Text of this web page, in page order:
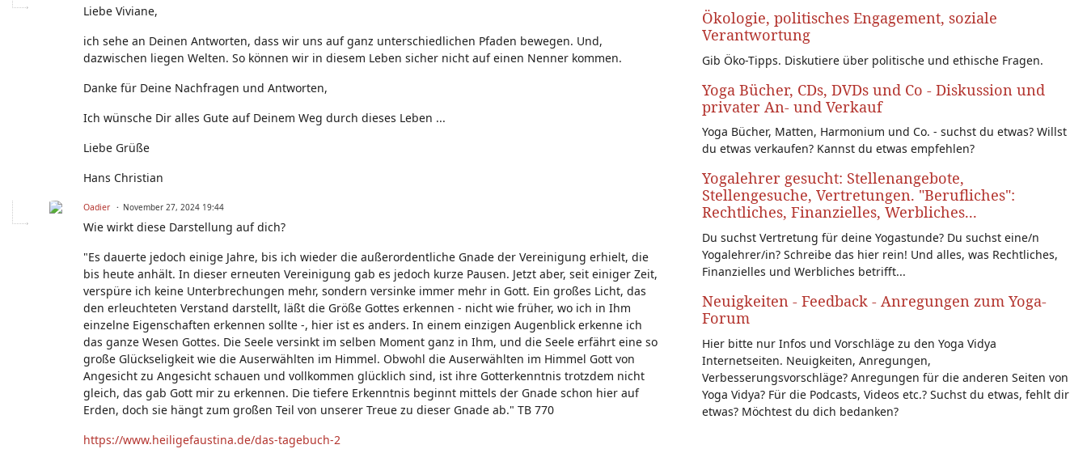
Liebe Viviane,
ich sehe an Deinen Antworten, dass wir uns auf ganz unterschiedlichen Pfaden bewegen. Und,
dazwischen liegen Welten. So können wir in diesem Leben sicher nicht auf einen Nenner kommen.
Danke für Deine Nachfragen und Antworten,
Ich wünsche Dir alles Gute auf Deinem Weg durch dieses Leben ...
Liebe Grüße
Hans Christian
Oadier November 27, 2024 19:44
Wie wirkt diese Darstellung auf dich?
"Es dauerte jedoch einige Jahre, bis ich wieder die außerordentliche Gnade der Vereinigung erhielt, die
bis heute anhält. In dieser erneuten Vereinigung gab es jedoch kurze Pausen. Jetzt aber, seit einiger Zeit,
verspüre ich keine Unterbrechungen mehr, sondern versinke immer mehr in Gott. Ein großes Licht, das
den erleuchteten Verstand darstellt, läßt die Größe Gottes erkennen - nicht wie früher, wo ich in Ihm
einzelne Eigenschaften erkennen sollte -, hier ist es anders. In einem einzigen Augenblick erkenne ich
das ganze Wesen Gottes. Die Seele versinkt im selben Moment ganz in Ihm, und die Seele erfährt eine so
große Glückseligkeit wie die Auserwählten im Himmel. Obwohl die Auserwählten im Himmel Gott von
Angesicht zu Angesicht schauen und vollkommen glücklich sind, ist ihre Gotterkenntnis trotzdem nicht
gleich, das gab Gott mir zu erkennen. Die tiefere Erkenntnis beginnt mittels der Gnade schon hier auf
Erden, doch sie hängt zum großen Teil von unserer Treue zu dieser Gnade ab." TB 770
https://www.heiligefaustina.de/das-tagebuch-2
Ökologie, politisches Engagement, soziale
Verantwortung
Gib Öko-Tipps. Diskutiere über politische und ethische Fragen.
Yoga Bücher, CDs, DVDs und Co - Diskussion und
privater An- und Verkauf
Yoga Bücher, Matten, Harmonium und Co. - suchst du etwas? Willst
du etwas verkaufen? Kannst du etwas empfehlen?
Yogalehrer gesucht: Stellenangebote,
Stellengesuche, Vertretungen. "Berufliches":
Rechtliches, Finanzielles, Werbliches...
Du suchst Vertretung für deine Yogastunde? Du suchst eine/n
Yogalehrer/in? Schreibe das hier rein! Und alles, was Rechtliches,
Finanzielles und Werbliches betrifft...
Neuigkeiten - Feedback - Anregungen zum Yoga-
Forum
Hier bitte nur Infos und Vorschläge zu den Yoga Vidya
Internetseiten. Neuigkeiten, Anregungen,
Verbesserungsvorschläge? Anregungen für die anderen Seiten von
Yoga Vidya? Für die Podcasts, Videos etc.? Suchst du etwas, fehlt dir
etwas? Möchtest du dich bedanken?